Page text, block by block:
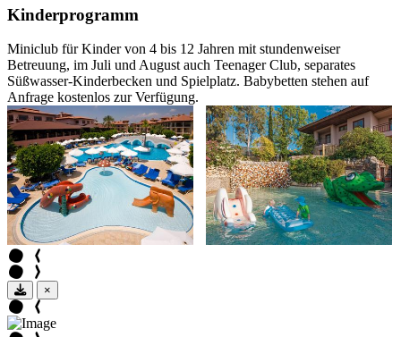
Kinderprogramm
Miniclub für Kinder von 4 bis 12 Jahren mit stundenweiser
Betreuung, im Juli und August auch Teenager Club, separates
Süßwasser-Kinderbecken und Spielplatz. Babybetten stehen auf
Anfrage kostenlos zur Verfügung.
×